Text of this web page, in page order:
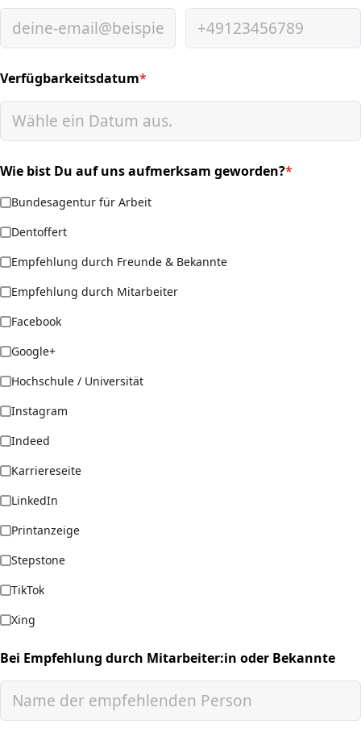
Verfügbarkeitsdatum*
(required)
Wie bist Du auf uns aufmerksam geworden?*
(required)
Bundesagentur für Arbeit
Dentoffert
Empfehlung durch Freunde & Bekannte
Empfehlung durch Mitarbeiter
Facebook
Google+
Hochschule / Universität
Instagram
Indeed
Karriereseite
LinkedIn
Printanzeige
Stepstone
TikTok
Xing
Bei Empfehlung durch Mitarbeiter:in oder Bekannte